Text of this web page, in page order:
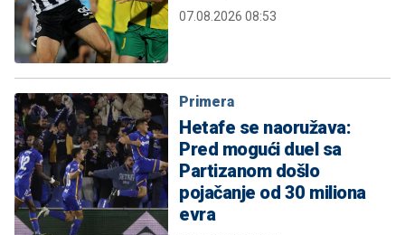
07.08.2026 08:53
Primera
Hetafe se naoružava:
Pred mogući duel sa
Partizanom došlo
pojačanje od 30 miliona
evra